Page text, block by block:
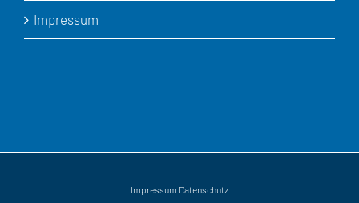
Impressum
Impressum Datenschutz